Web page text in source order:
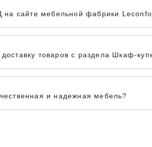
на сайте мебельной фабрики
товаров с раздела Шкаф-
и надежная мебель?